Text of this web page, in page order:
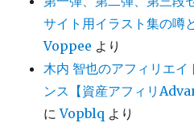
サイト用イラスト集の噂
Voppee より
木内 智也のアフィリエ
ンス【資産アフィリ
にVopblq より